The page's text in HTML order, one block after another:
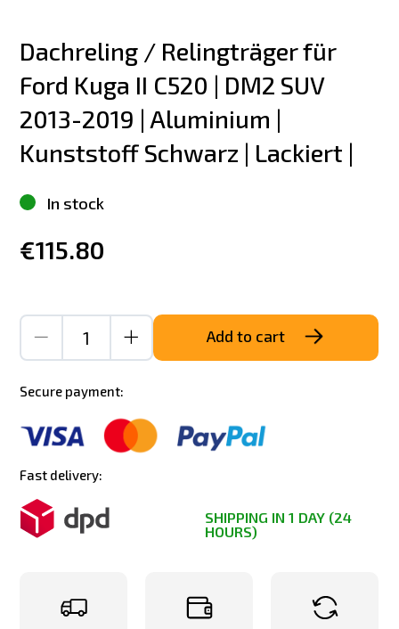
Dachreling / Relingträger für
Ford Kuga II C520 | DM2 SUV
2013-2019 | Aluminium |
Kunststoff Schwarz | Lackiert |
In stock
€115.80
Add to cart
Secure payment:
Fast delivery:
SHIPPING IN 1 DAY (24
HOURS)